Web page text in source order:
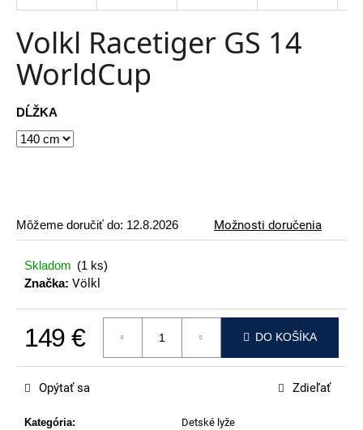
Volkl Racetiger GS 14
WorldCup
DĹŽKA
Môžeme doručiť do: 12.8.2026 Možnosti doručenia
Skladom (1 ks)
Značka: Völkl
149 €
Jednotková cena:
DO KOŠÍKA
Kategória:
Detské lyže
Opýtať sa Zdieľať
HĽADAŤ
O
d
ú
č
a
m
e
VOLKL
RACETIGER
SL
WORLDCUP